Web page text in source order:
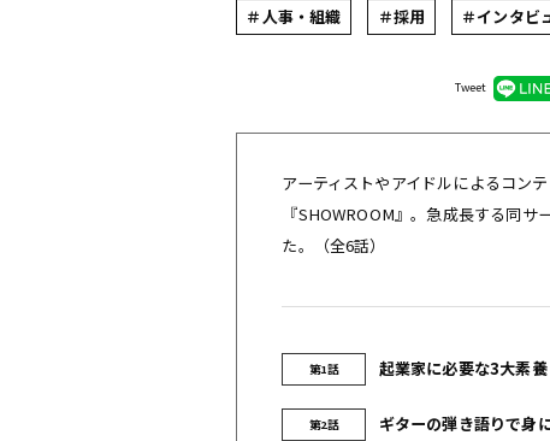
＃人事・組織 ＃採用 ＃インタビ
Tweet
アーティストやアイドルによるコン
『SHOWROOM』。急成長する同
た。（全6話）
第1話 起業家に必要な3大素
第2話 ギターの弾き語りで身